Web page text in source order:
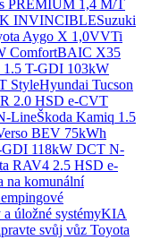
PREMIUM 1,4 M/T
INVINCIBLESuzuki
Aygo X 1,0VVTi
ComfortBAIC X35
1.5 T-GDI 103kW
StyleHyundai Tucson
2.0 HSD e-CVT
LineŠkoda Kamiq 1.5
BEV 75kWh
GDI 118kW DCT N-
RAV4 2.5 HSD e-
na komunální
a úložné systémyKIA
svůj vůz Toyota